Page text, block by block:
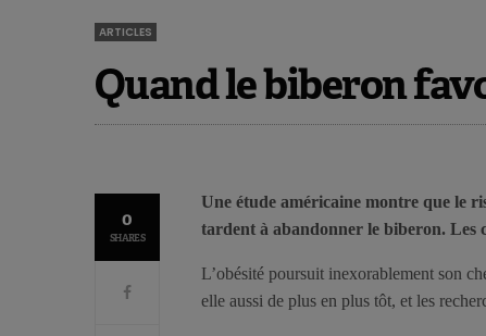
ARTICLES
Quand le biberon
0
SHARES
Une étude américaine montre que le
tardent à abandonner le biberon. Les
L’obésité poursuit inexorablement son
elle aussi de plus en plus tôt, et les